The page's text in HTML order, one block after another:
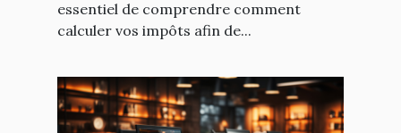
essentiel de comprendre comment
calculer vos impôts afin de...